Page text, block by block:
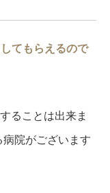
てもらえるので
ることは出来ま
院がございます